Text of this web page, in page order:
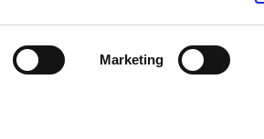
Marketing